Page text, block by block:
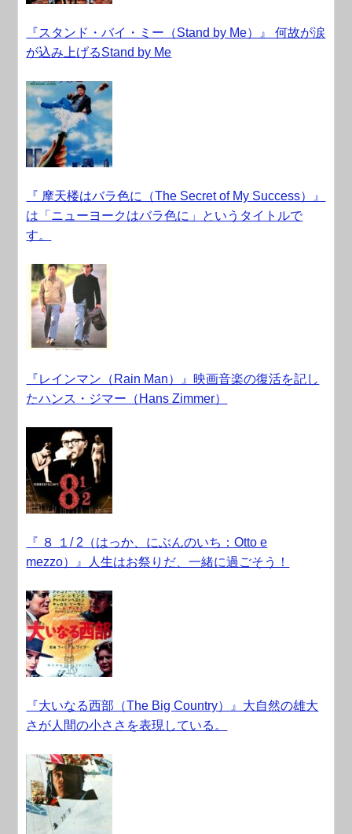
『スタンド・バイ・ミー（Stand by Me）』 何故が涙
が込み上げるStand by Me
『 摩天楼はバラ色に（The Secret of My Success）』
は「ニューヨークはバラ色に」というタイトルで
す。
『レインマン（Rain Man）』映画音楽の復活を記し
たハンス・ジマー（Hans Zimmer）
『 ８ １/ 2（はっか、にぶんのいち：Otto e
mezzo）』人生はお祭りだ、一緒に過ごそう！
『大いなる西部（The Big Country）』大自然の雄大
さが人間の小ささを表現している。